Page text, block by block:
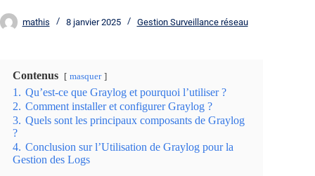
mathis 8 janvier 2025 Gestion Surveillance réseau
Contenus masquer
1. Qu’est-ce que Graylog et pourquoi l’utiliser ?
2. Comment installer et configurer Graylog ?
3. Quels sont les principaux composants de Graylog
?
4. Conclusion sur l’Utilisation de Graylog pour la
Gestion des Logs